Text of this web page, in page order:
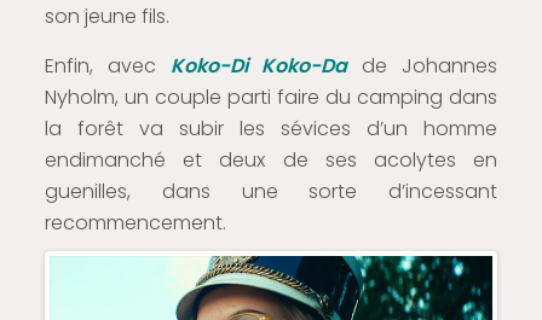
son jeune fils.
Enfin, avec Koko-Di Koko-Da de Johannes
Nyholm, un couple parti faire du camping dans
la forêt va subir les sévices d’un homme
endimanché et deux de ses acolytes en
guenilles, dans une sorte d’incessant
recommencement.